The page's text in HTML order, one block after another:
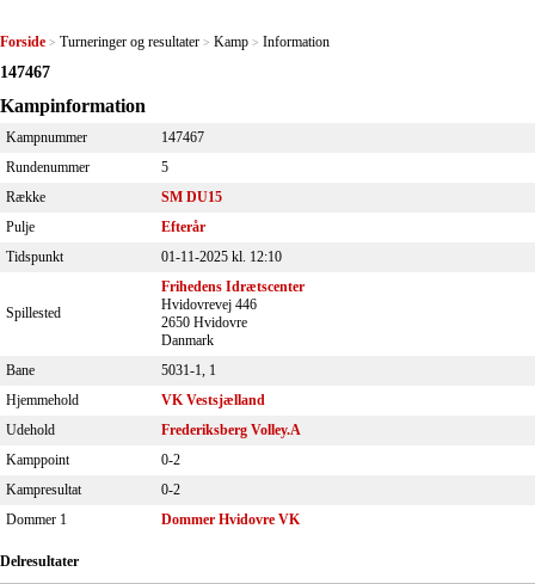
Forside > Turneringer og resultater > Kamp > Information
147467
Kampinformation
Kampnummer
147467
Rundenummer
5
Række
SM DU15
Pulje
Efterår
Tidspunkt
01-11-2025 kl. 12:10
Spillested
Frihedens Idrætscenter
Hvidovrevej 446
2650 Hvidovre
Danmark
Bane
5031-1, 1
Hjemmehold
VK Vestsjælland
Udehold
Frederiksberg Volley.A
Kamppoint
0-2
Kampresultat
0-2
Dommer 1
Dommer Hvidovre VK
Delresultater